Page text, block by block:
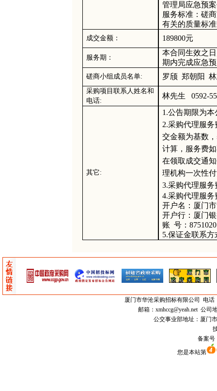
管理局应急预
服务标准：磋
有关的质量标
成交金额： 189800元
服务期：
本合同生效之
期内完成应急
磋商小组成员名单: 罗颀 郑朝阳
采购项目联系人姓名和
电话:
林先生 0592-
其它:
1.公告期限为本
2.采购代理服务
交金额为基数
计算，服务费
在领取成交通
理机构一次性
3.采购代理服务
4.采购代理服
开户名：厦门
开户行：厦门
账 号：
5.保证金联系
厦门市华沧采购招标有限公司
电话
邮箱： xmhccg@yeah.net公司地
公交事业部地址：厦门
备案
您是本站第